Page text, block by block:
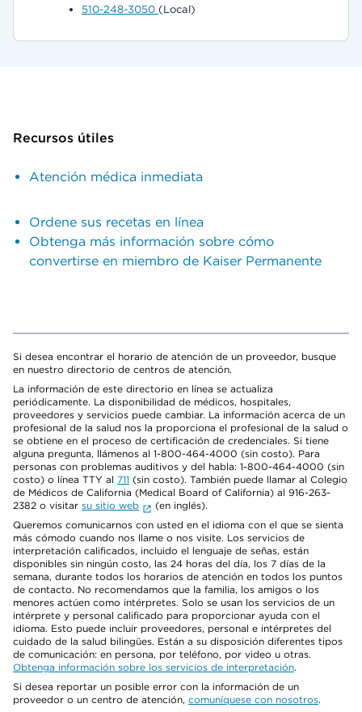
510-248-3050 (Local)
Recursos útiles
Atención médica inmediata
Ordene sus recetas en línea
Obtenga más información sobre cómo
convertirse en miembro de Kaiser Permanente
Si desea encontrar el horario de atención de un proveedor, busque
en nuestro directorio de centros de atención.
La información de este directorio en línea se actualiza
periódicamente. La disponibilidad de médicos, hospitales,
proveedores y servicios puede cambiar. La información acerca de un
profesional de la salud nos la proporciona el profesional de la salud o
se obtiene en el proceso de certificación de credenciales. Si tiene
alguna pregunta, llámenos al 1-800-464-4000 (sin costo). Para
personas con problemas auditivos y del habla: 1-800-464-4000 (sin
costo) o línea TTY al 711 (sin costo). También puede llamar al Colegio
de Médicos de California (Medical Board of California) al 916-263-
2382 o visitar su sitio web
(en inglés).
Queremos comunicarnos con usted en el idioma con el que se sienta
más cómodo cuando nos llame o nos visite. Los servicios de
interpretación calificados, incluido el lenguaje de señas, están
disponibles sin ningún costo, las 24 horas del día, los 7 días de la
semana, durante todos los horarios de atención en todos los puntos
de contacto. No recomendamos que la familia, los amigos o los
menores actúen como intérpretes. Solo se usan los servicios de un
intérprete y personal calificado para proporcionar ayuda con el
idioma. Esto puede incluir proveedores, personal e intérpretes del
cuidado de la salud bilingües. Están a su disposición diferentes tipos
de comunicación: en persona, por teléfono, por video u otras.
Obtenga información sobre los servicios de interpretación.
Si desea reportar un posible error con la información de un
proveedor o un centro de atención, comuníquese con nosotros.